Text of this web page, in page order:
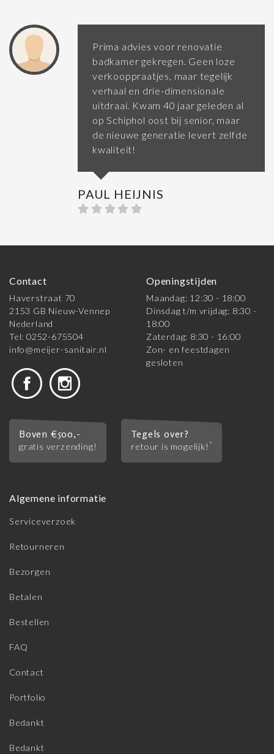
Prima advies voor renovatie
badkamer gekregen. Geen loze
verkooppraatjes, maar tegelijk
verhaal en drie-dimensionale
uitdraai. Kwam 40 jaar geleden al
op Schiphol oost bij senior, maar
de nieuwe generatie levert zelfde
kwaliteit!
PAUL HEIJNIS
Contact
Haverstraat 70
2153 GB Nieuw-Vennep
Nederland
Tel: 0252-675504
info@meijer-sanitair.nl
Openingstijden
Maandag: 12:30 - 18:00
Dinsdag t/m vrijdag: 8:30 -
18:00
Zaterdag: 8:30 - 16:00
Zon- en feestdagen
gesloten
Boven €500,-
gratis verzending!
Tegels over?
retour is mogelijk! *
Algemene informatie
Serviceverzoek
Retourneren
Bezorgen
Betalen
Bestellen
FAQ
Contact
Portfolio
Bedankt
Bedankt